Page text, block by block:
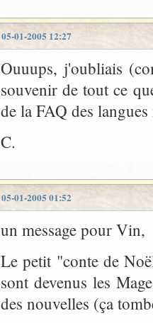
05-01-2005 12:27
Ouuups, j'oubliais
souvenir de tout ce
de la FAQ des
C.
05-01-2005 01:52
un message pour Vin,
Le petit "conte de
sont devenus les
des nouvelles (ça